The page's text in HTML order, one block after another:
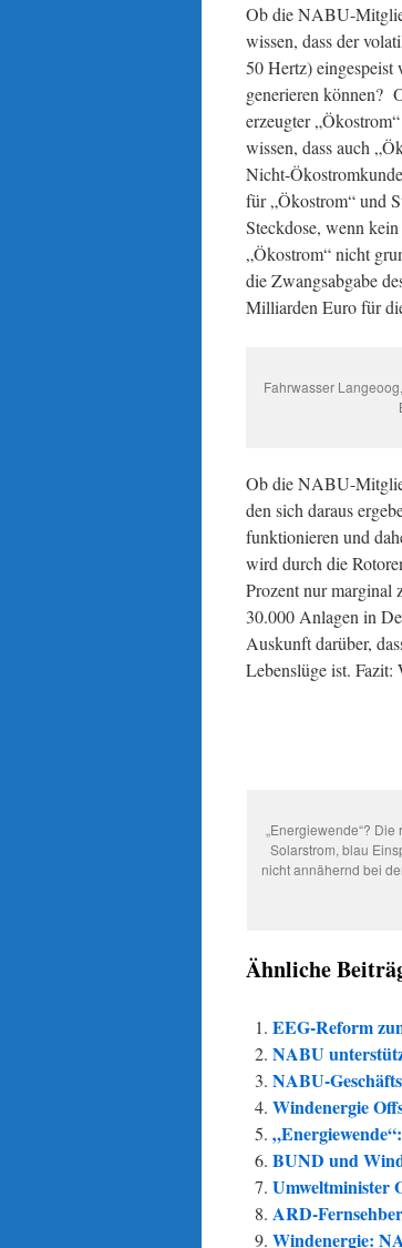
Ob die NABU-
wissen, dass der
50 Hertz) eingespeist
generieren können?
erzeugter
wissen, dass auch
Nicht-
für „Ökostrom“ und
Steckdose, wenn
„Ökostrom“ nicht
die Zwangsabgabe
Milliarden Euro für
Fahrwasser
Ob die NABU-
den sich daraus
funktionieren und
wird durch die
Prozent nur marginal
30.000 Anlagen in
Auskunft darüber,
Lebenslüge ist.
„Energiewende“?
Solarstrom, blau
nicht annähernd bei
Ähnliche
EEG-Reform
NABU
NABU-
Windenergie
BUND und
Umweltminister
ARD-
Windenergie: